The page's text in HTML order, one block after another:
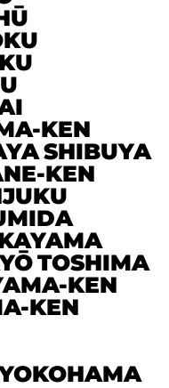
KEN
SHIBUYA
KEN
TOSHIMA
KEN
KEN